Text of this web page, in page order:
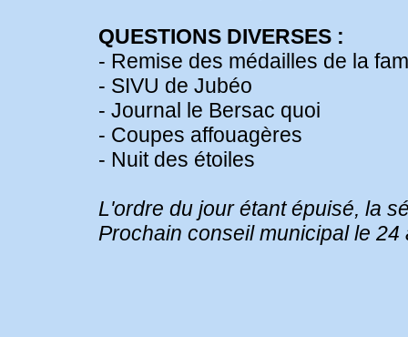
QUESTIONS DIVERSES :
- Remise des médailles de la
- SIVU de Jubéo
- Journal le Bersac quoi
- Coupes affouagères
- Nuit des étoiles
L'ordre du jour étant épuisé, la
Prochain conseil municipal le 24